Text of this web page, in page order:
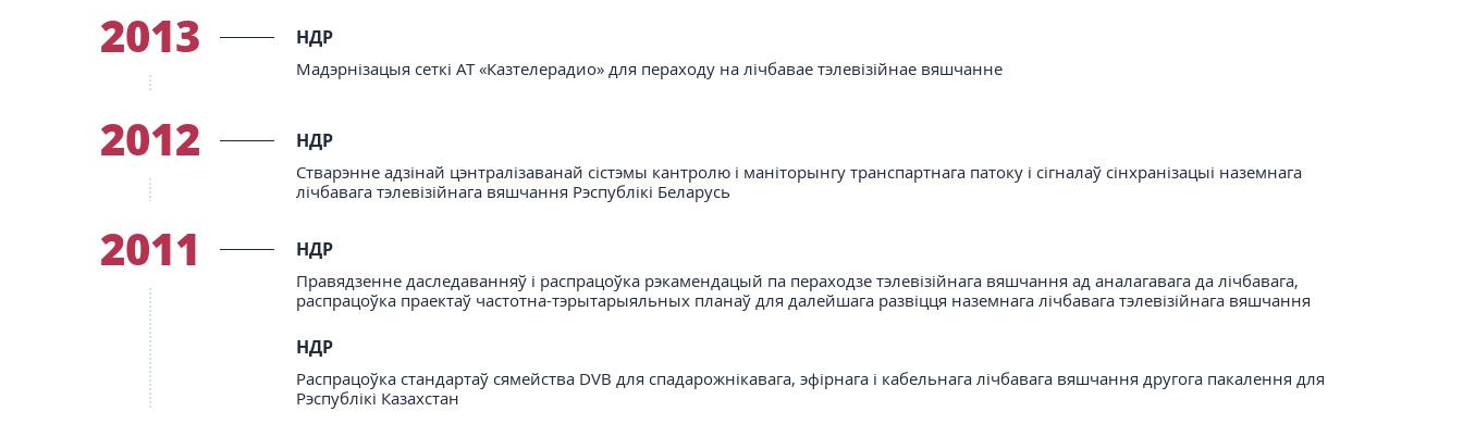
2013 НДР
Мадэрнізацыя сеткі АТ «Казтелерадио» для пераходу на лічбавае тэлевізійнае вяшчанне
2012 НДР
Стварэнне адзінай цэнтралізаванай сістэмы кантролю і маніторынгу транспартнага патоку і сігналаў сінхранізацыі наземнага
лічбавага тэлевізійнага вяшчання Рэспублікі Беларусь
2011 НДР
Правядзенне даследаванняў і распрацоўка рэкамендацый па пераходзе тэлевізійнага вяшчання ад аналагавага да лічбавага,
распрацоўка праектаў частотна-тэрытарыяльных планаў для далейшага развіцця наземнага лічбавага тэлевізійнага вяшчання
НДР
Распрацоўка стандартаў сямейства DVB для спадарожнікавага, эфірнага і кабельнага лічбавага вяшчання другога пакалення для
Рэспублікі Казахстан